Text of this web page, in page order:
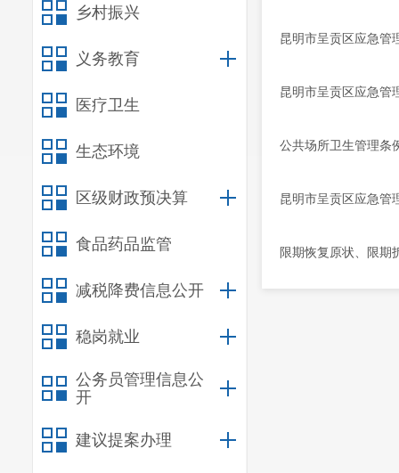
乡村振兴
义务教育
医疗卫生
生态环境
区级财政预决算
食品药品监管
减税降费信息公开
稳岗就业
公务员管理信息公
开
建议提案办理
昆明市呈贡区应急管
昆明市呈贡区应急管
公共场所卫生管理条
昆明市呈贡区应急管
限期恢复原状、限期